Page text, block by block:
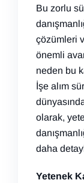
Bu zorlu
çözümleri
önemli
neden bu
İşe alım
olarak,
daha
Yetenek